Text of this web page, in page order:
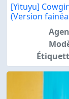
[Yituyu]
(Version